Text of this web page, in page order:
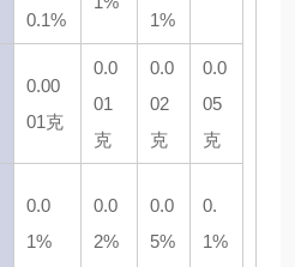
0.1%
1%
0.00
01克
0.0
01
克
0.0
02
克
0.0
05
克
0.0
1%
0.0
2%
0.0
5%
0.
1%